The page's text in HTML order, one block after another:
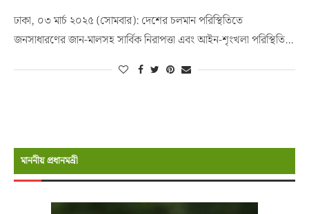
ঢাকা, ০৩ মার্চ ২০২৫ (সোমবার): দেশের চলমান পরিস্থিতিতে
জনসাধারণের জান-মালসহ সার্বিক নিরাপত্তা এবং আইন-শৃংখলা পরিস্থিতি…
মাননীয় প্রধানমন্রী